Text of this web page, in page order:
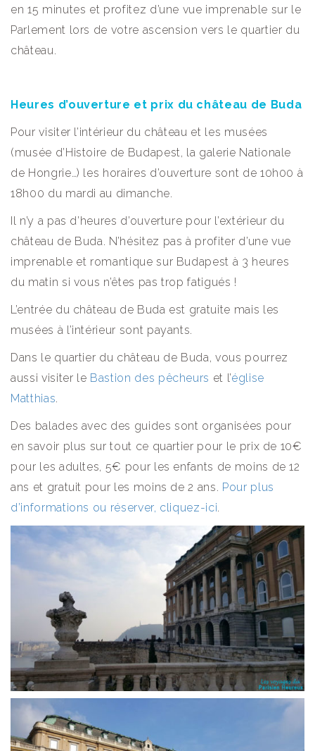
en 15 minutes et profitez d’une vue imprenable sur le
Parlement lors de votre ascension vers le quartier du
château.
Heures d’ouverture et prix du château de Buda
Pour visiter l’intérieur du château et les musées
(musée d’Histoire de Budapest, la galerie Nationale
de Hongrie…) les horaires d’ouverture sont de 10h00 à
18h00 du mardi au dimanche.
Il n’y a pas d’heures d’ouverture pour l’extérieur du
château de Buda. N’hésitez pas à profiter d’une vue
imprenable et romantique sur Budapest à 3 heures
du matin si vous n’êtes pas trop fatigués !
L’entrée du château de Buda est gratuite mais les
musées à l’intérieur sont payants.
Dans le quartier du château de Buda, vous pourrez
aussi visiter le Bastion des pêcheurs et l’église
Matthias
Des balades avec des guides sont organisées pour
en savoir plus sur tout ce quartier pour le prix de 10€
pour les adultes, 5€ pour les enfants de moins de 12
ans et gratuit pour les moins de 2 ans. Pour plus
d’informations ou réserver, cliquez-ici